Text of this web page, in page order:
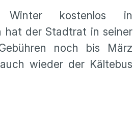
kostenlos in
hat der Stadtrat in seiner
noch bis März
wieder der Kältebus